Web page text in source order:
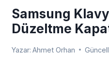
Samsung
Düzeltme
Yazar: Ahmet Orhan